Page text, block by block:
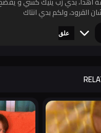
القرود، ولكم بدي انتاك
علق